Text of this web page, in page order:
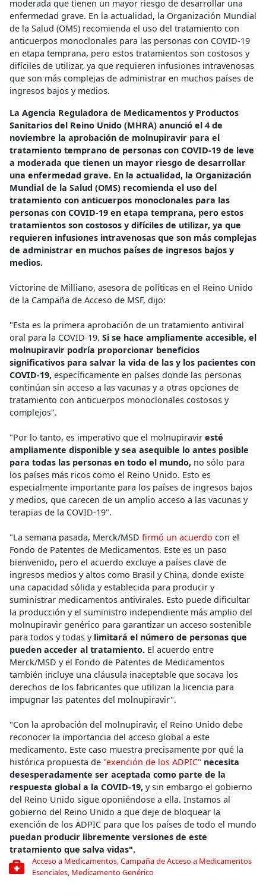
moderada que tienen un mayor riesgo de desarrollar una
enfermedad grave. En la actualidad, la Organización Mundial
de la Salud (OMS) recomienda el uso del tratamiento con
anticuerpos monoclonales para las personas con COVID-19
en etapa temprana, pero estos tratamientos son costosos y
difíciles de utilizar, ya que requieren infusiones intravenosas
que son más complejas de administrar en muchos países de
ingresos bajos y medios.
La Agencia Reguladora de Medicamentos y Productos
Sanitarios del Reino Unido (MHRA) anunció el 4 de
noviembre la aprobación de molnupiravir para el
tratamiento temprano de personas con COVID-19 de leve
a moderada que tienen un mayor riesgo de desarrollar
una enfermedad grave. En la actualidad, la Organización
Mundial de la Salud (OMS) recomienda el uso del
tratamiento con anticuerpos monoclonales para las
personas con COVID-19 en etapa temprana, pero estos
tratamientos son costosos y difíciles de utilizar, ya que
requieren infusiones intravenosas que son más complejas
de administrar en muchos países de ingresos bajos y
medios.
Victorine de Milliano, asesora de políticas en el Reino Unido
de la Campaña de Acceso de MSF, dijo:
"Esta es la primera aprobación de un tratamiento antiviral
oral para la COVID-19. Si se hace ampliamente accesible, el
molnupiravir podría proporcionar beneficios
significativos para salvar la vida de las y los pacientes con
COVID-19, específicamente en países donde las personas
continúan sin acceso a las vacunas y a otras opciones de
tratamiento con anticuerpos monoclonales costosos y
complejos".
"Por lo tanto, es imperativo que el molnupiravir esté
ampliamente disponible y sea asequible lo antes posible
para todas las personas en todo el mundo, no sólo para
los países más ricos como el Reino Unido. Esto es
especialmente importante para los países de ingresos bajos
y medios, que carecen de un amplio acceso a las vacunas y
terapias de la COVID-19".
"La semana pasada, Merck/MSD firmó un acuerdo con el
Fondo de Patentes de Medicamentos. Este es un paso
bienvenido, pero el acuerdo excluye a países clave de
ingresos medios y altos como Brasil y China, donde existe
una capacidad sólida y establecida para producir y
suministrar medicamentos antivirales. Esto puede dificultar
la producción y el suministro independiente más amplio del
molnupiravir genérico para garantizar un acceso sostenible
para todos y todas y limitará el número de personas que
pueden acceder al tratamiento. El acuerdo entre
Merck/MSD y el Fondo de Patentes de Medicamentos
también incluye una cláusula inaceptable que socava los
derechos de los fabricantes que utilizan la licencia para
impugnar las patentes del molnupiravir".
"Con la aprobación del molnupiravir, el Reino Unido debe
reconocer la importancia del acceso global a este
medicamento. Este caso muestra precisamente por qué la
histórica propuesta de "exención de los ADPIC" necesita
desesperadamente ser aceptada como parte de la
respuesta global a la COVID-19, y sin embargo el gobierno
del Reino Unido sigue oponiéndose a ella. Instamos al
gobierno del Reino Unido a que deje de bloquear la
exención de los ADPIC para que los países de todo el mundo
puedan producir libremente versiones de este
tratamiento que salva vidas".
Acceso a Medicamentos,Campaña de Acceso a Medicamentos
Esenciales, Medicamento Genérico